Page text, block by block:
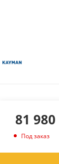
81 980
Под заказ